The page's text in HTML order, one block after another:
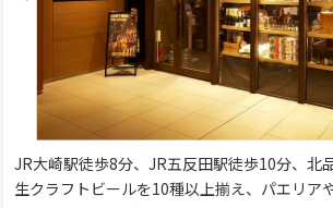
JR大崎駅徒歩8分、JR五反田駅徒歩10分、北
生クラフトビールを10種以上揃え、パエリア